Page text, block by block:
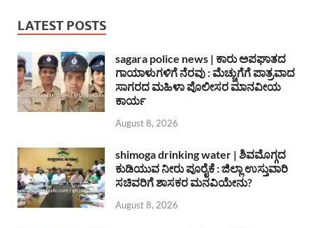
LATEST POSTS
sagara police news | ಕಾರು ಅಪಘಾತದ
ಗಾಯಾಳುಗಳಿಗೆ ನೆರವು : ಮೆಚ್ಚುಗೆಗೆ ಪಾತ್ರವಾದ
ಸಾಗರದ ಮಹಿಳಾ ಪೊಲೀಸರ ಮಾನವೀಯ
ಕಾರ್ಯ
August 8, 2026
shimoga drinking water | ಶಿವಮೊಗ್ಗದ
ಕುಡಿಯುವ ನೀರು ಪೂರೈಕೆ : ಜಿಲ್ಲಾ ಉಸ್ತುವಾರಿ
ಸಚಿವರಿಗೆ ಶಾಸಕರ ಮನವಿಯೇನು?
August 8, 2026